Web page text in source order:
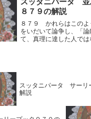
（好き⇔嫌い）も存在し
ものも、捨て去った...
スッタニパータ 並
８７９の解説
８７９ かれらはこのよ
をいだいて論争し、「
て、真理に達した人では
スッタニパータ サーリ
解説